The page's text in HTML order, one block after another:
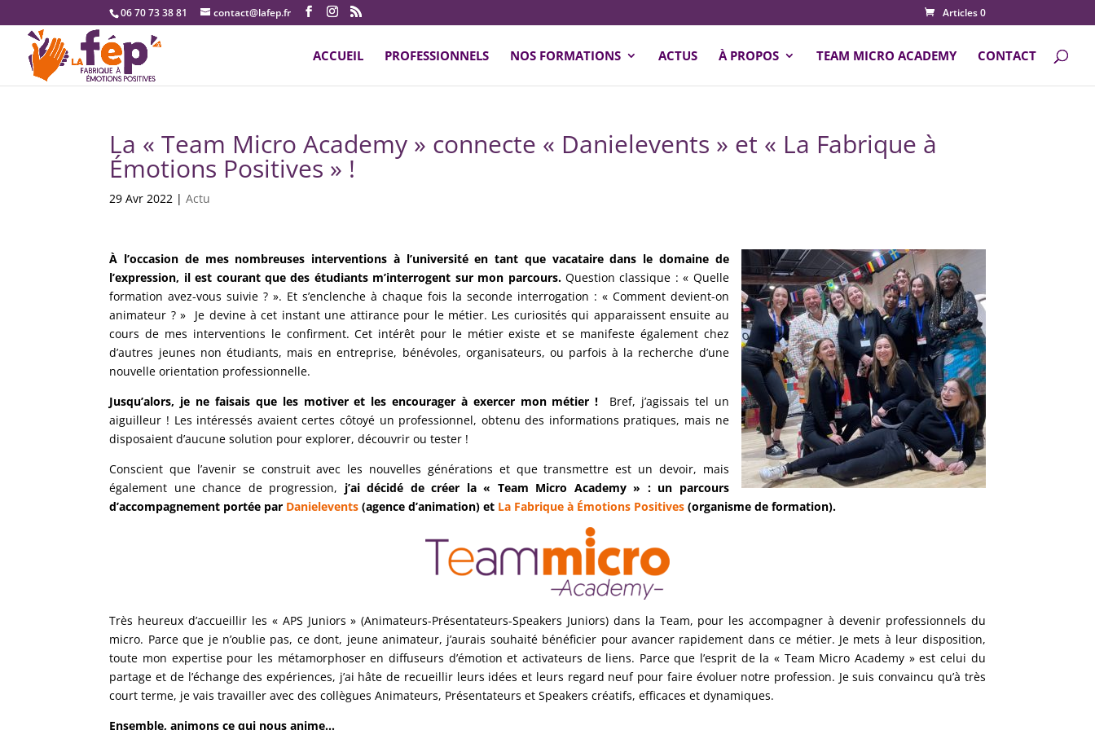
06 70 73 38 81 contact@lafep.fr Articles 0
ACCUEIL PROFESSIONNELS NOS FORMATIONS ACTUS À PROPOS TEAM MICRO ACADEMY CONTACT
La « Team Micro Academy » connecte « Danielevents » et « La Fabrique à
Émotions Positives » !
29 Avr 2022 |Actu
À l’occasion de mes nombreuses interventions à l’université en tant que vacataire dans le domaine de
l’expression, il est courant que des étudiants m’interrogent sur mon parcours.Question classique : « Quelle
formation avez-vous suivie ? ». Et s’enclenche à chaque fois la seconde interrogation : « Comment devient-on
animateur ? » Je devine à cet instant une attirance pour le métier. Les curiosités qui apparaissent ensuite au
cours de mes interventions le confirment. Cet intérêt pour le métier existe et se manifeste également chez
d’autres jeunes non étudiants, mais en entreprise, bénévoles, organisateurs, ou parfois à la recherche d’une
nouvelle orientation professionnelle.
Jusqu’alors, je ne faisais que les motiver et les encourager à exercer mon métier !
Bref, j’agissais tel un
aiguilleur ! Les intéressés avaient certes côtoyé un professionnel, obtenu des informations pratiques, mais ne
disposaient d’aucune solution pour explorer, découvrir ou tester !
Conscient que l’avenir se construit avec les nouvelles générations et que transmettre est un devoir, mais
également une chance de progression, j’ai décidé de créer la « Team Micro Academy » : un parcours
d’accompagnement portée par Danielevents (agence d’animation) et La Fabrique à Émotions Positives (organisme de formation).
Très heureux d’accueillir les « APS Juniors » (Animateurs-Présentateurs-Speakers Juniors) dans la Team, pour les accompagner à devenir professionnels du
micro. Parce que je n’oublie pas, ce dont, jeune animateur, j’aurais souhaité bénéficier pour avancer rapidement dans ce métier. Je mets à leur disposition,
toute mon expertise pour les métamorphoser en diffuseurs d’émotion et activateurs de liens. Parce que l’esprit de la « Team Micro Academy » est celui du
partage et de l’échange des expériences, j’ai hâte de recueillir leurs idées et leurs regard neuf pour faire évoluer notre profession. Je suis convaincu qu’à très
court terme, je vais travailler avec des collègues Animateurs, Présentateurs et Speakers créatifs, efficaces et dynamiques.
Ensemble, animons ce qui nous anime…